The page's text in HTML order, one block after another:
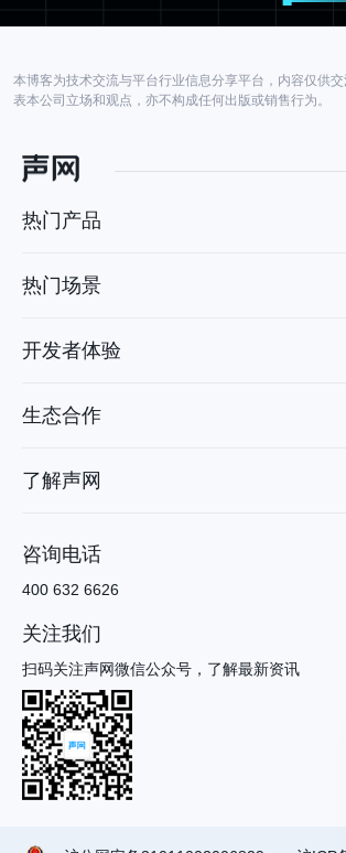
本博客为技术交流与平台行业信息分享平台，内容仅供
表本公司立场和观点，亦不构成任何出版或销售行为。
热门产品
热门场景
开发者体验
生态合作
了解声网
咨询电话
400 632 6626
关注我们
扫码关注声网微信公众号，了解最新资讯